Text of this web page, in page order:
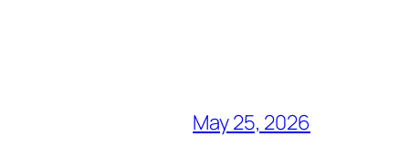
May 25, 2026